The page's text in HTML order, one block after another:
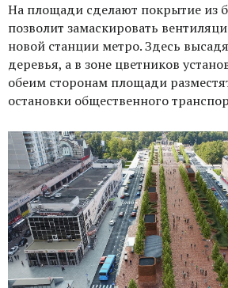
На площади сделают покрытие из
позволит замаскировать
новой станции метро. Здесь
деревья, а в зоне цветников
обеим сторонам площади
остановки общественного